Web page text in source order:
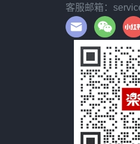
客服邮箱：